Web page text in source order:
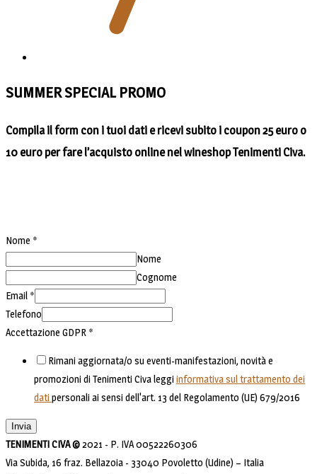
SUMMER SPECIAL PROMO
Compila il form con i tuoi dati e ricevi subito i coupon 25 euro o
10 euro per fare l’acquisto online nel wineshop Tenimenti Civa.
Nome *
Nome
Cognome
Email *
Telefono
Accettazione GDPR *
Rimani aggiornata/o su eventi-manifestazioni, novità e
promozioni di Tenimenti Civa leggi informativa sul trattamento dei
dati personali ai sensi dell'art. 13 del Regolamento (UE) 679/2016
Invia
TENIMENTI CIVA ©2021 - P. IVA 00522260306
Via Subida, 16 fraz. Bellazoia - 33040 Povoletto (Udine) – Italia